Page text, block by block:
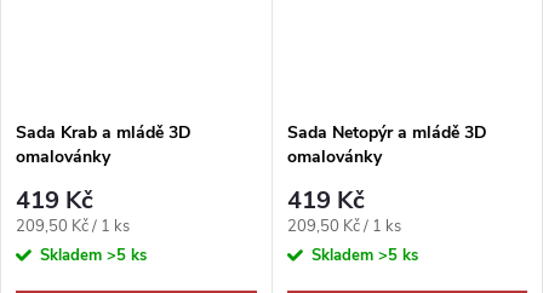
Sada Krab a mládě 3D
omalovánky
419 Kč
Měrná
cena:
209,50 Kč / 1 ks
Skladem >5 ks
Sada Netopýr a mládě 3D
omalovánky
419 Kč
Měrná
cena:
209,50 Kč / 1 ks
Skladem >5 ks